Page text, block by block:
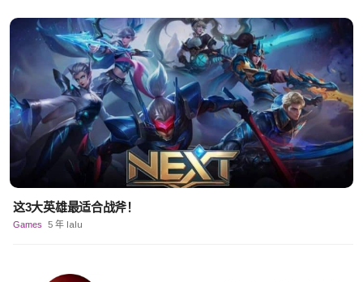
这3大英雄最适合战斧！
Games 5 年 lalu